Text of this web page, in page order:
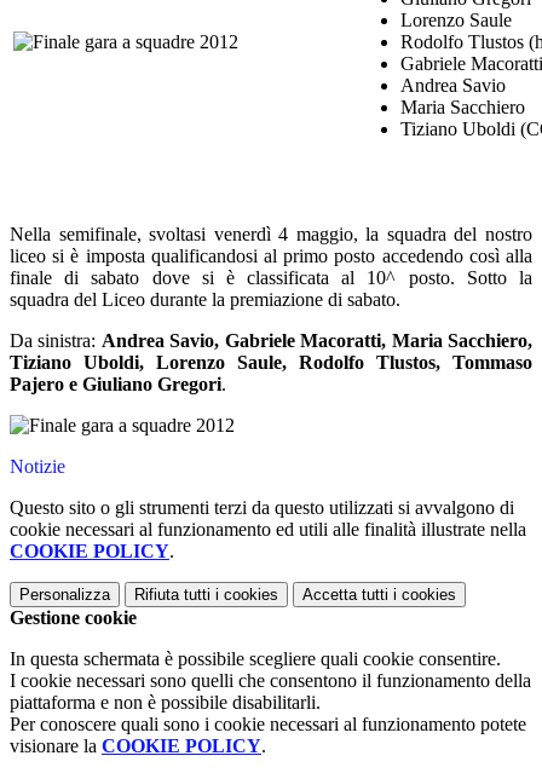
Lorenzo
Rodolfo Tlustos
Gabriele
Andrea Savio
Maria
Tiziano Uboldi
Nella semifinale, svoltasi venerdì 4 maggio, la squadra del nostro
liceo si è imposta qualificandosi al primo posto accedendo così alla
finale di sabato dove si è classificata al 10^ posto. Sotto la
squadra del Liceo durante la premiazione di sabato.
Da sinistra: Andrea Savio, Gabriele Macoratti, Maria Sacchiero,
Tiziano Uboldi, Lorenzo Saule, Rodolfo Tlustos, Tommaso
Pajero e Giuliano Gregori.
Notizie
Questo sito o gli strumenti terzi da questo utilizzati si avvalgono di
cookie necessari al funzionamento ed utili alle finalità illustrate nella
COOKIE POLICY.
Personalizza Rifiuta tutti i cookies Accetta tutti i cookies
Gestione cookie
In questa schermata è possibile scegliere quali cookie consentire.
I cookie necessari sono quelli che consentono il funzionamento della
piattaforma e non è possibile disabilitarli.
Per conoscere quali sono i cookie necessari al funzionamento potete
visionare la COOKIE POLICY.